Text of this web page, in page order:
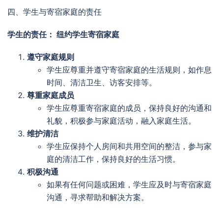
四、学生与寄宿家庭的责任
学生的责任： 纽约学生寄宿家庭
遵守家庭规则
学生应尊重并遵守寄宿家庭的生活规则，如作息
时间、清洁卫生、访客安排等。
尊重家庭成员
学生应尊重寄宿家庭的成员，保持良好的沟通和
礼貌，积极参与家庭活动，融入家庭生活。
维护清洁
学生应保持个人房间和共用空间的整洁，参与家
庭的清洁工作，保持良好的生活习惯。
积极沟通
如果有任何问题或困难，学生应及时与寄宿家庭
沟通，寻求帮助和解决方案。